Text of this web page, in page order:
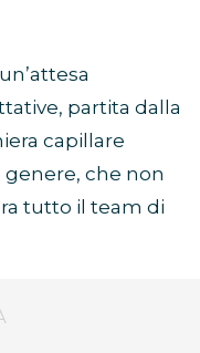
partita dalla
capillare
che non
tutto il team di